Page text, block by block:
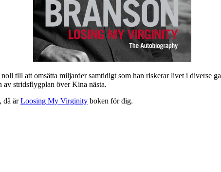
till att omsätta miljarder samtidigt som han riskerar livet i diverse
av stridsflygplan över Kina nästa.
då ärLoosing My Virginity boken för dig.